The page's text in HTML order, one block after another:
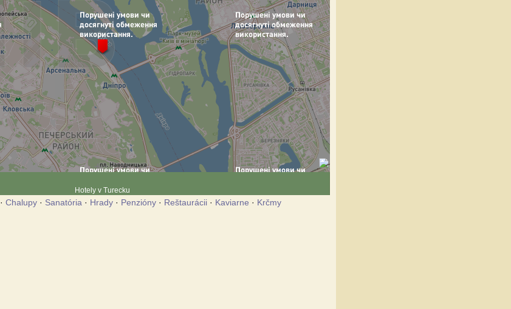
Hotely v Turecku
· Chalupy · Sanatória · Hrady · Penzióny · Reštaurácii · Kaviarne · Krčmy